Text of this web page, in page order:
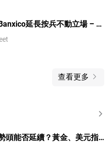
延長按兵不動立場 – 法
查看更多
頭能否延續？黃金、美元指